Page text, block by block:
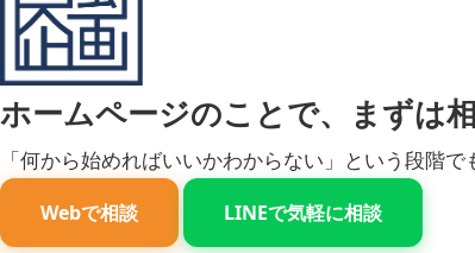
ホームページのことで、まずは
「何から始めればいいかわからない」という段階
Webで相談 LINEで気軽に相談